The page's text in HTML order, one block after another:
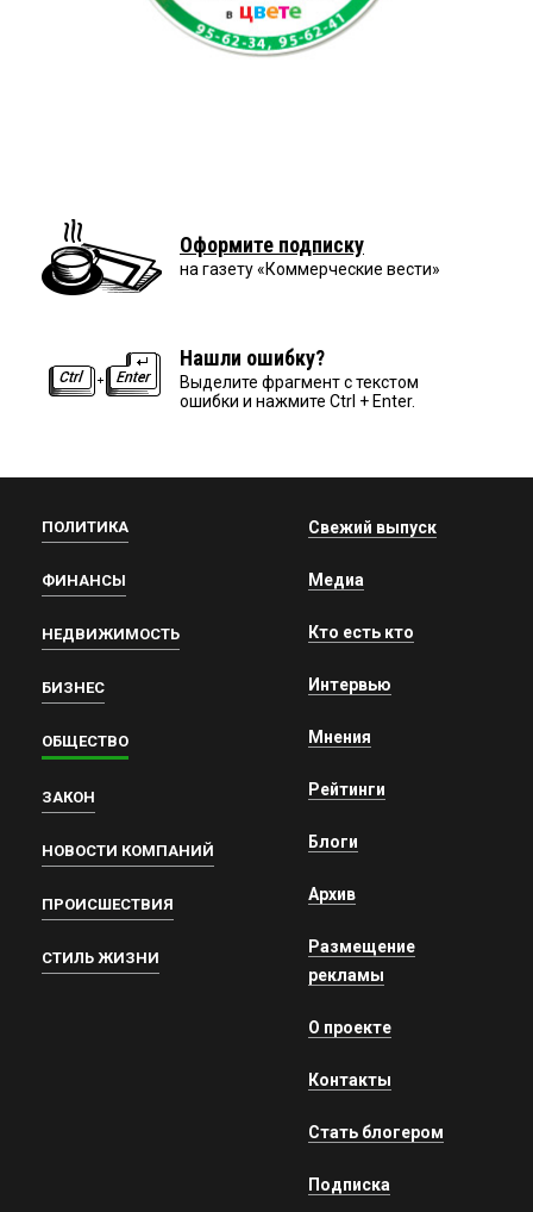
Оформите подписку
на газету «Коммерческие вести»
Нашли ошибку?
Выделите фрагмент с текстом
ошибки и нажмите Ctrl + Enter.
ПОЛИТИКА
ФИНАНСЫ
НЕДВИЖИМОСТЬ
БИЗНЕС
ОБЩЕСТВО
ЗАКОН
НОВОСТИ КОМПАНИЙ
ПРОИСШЕСТВИЯ
СТИЛЬ ЖИЗНИ
Свежий выпуск
Медиа
Кто есть кто
Интервью
Мнения
Рейтинги
Блоги
Архив
Размещение
рекламы
О проекте
Контакты
Стать блогером
Подписка